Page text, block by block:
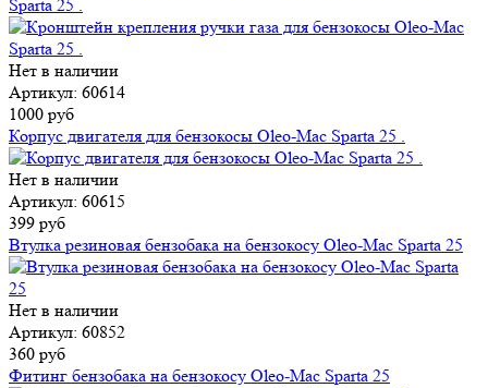
Sparta 25 .
Нет в наличии
Артикул: 60614
1000 руб
Корпус двигателя для бензокосы Oleo-Mac Sparta 25 .
Нет в наличии
Артикул: 60615
399 руб
Втулка резиновая бензобака на бензокосу Oleo-Mac Sparta 25
Нет в наличии
Артикул: 60852
360 руб
Фитинг бензобака на бензокосу Oleo-Mac Sparta 25